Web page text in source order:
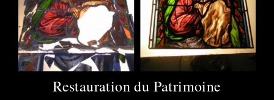
Restauration du Patrimoine